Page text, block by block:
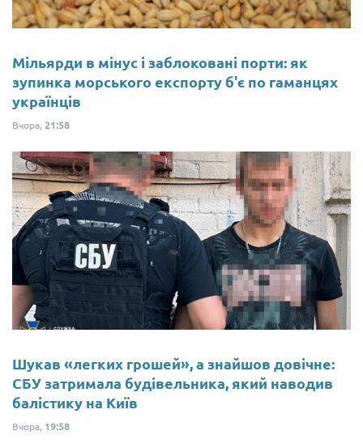
Мільярди в мінус і заблоковані порти: як
зупинка морського експорту б'є по гаманцях
українців
Вчора, 21:58
Шукав «легких грошей», а знайшов довічне:
СБУ затримала будівельника, який наводив
балістику на Київ
Вчора, 19:58